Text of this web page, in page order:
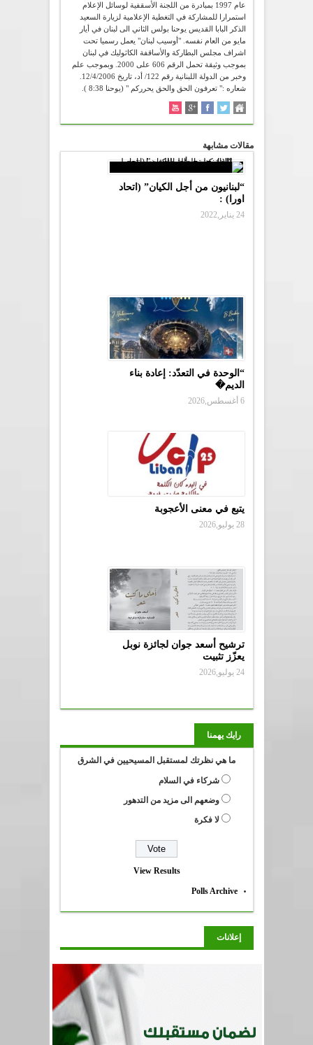
عام 1997 بمبادرة من اللجنة الأسقفية لوسائل الإعلام
استمرارا للمشاركة في التغطية الإعلامية لزيارة السعيد
الذكر البابا القديس يوحنا بولس الثاني الى لبنان في أيار
مايو من العام نفسه. "أوسيب لبنان" يعمل رسميا تحت
اشراف مجلس البطاركة والأساقفة الكاثوليك في لبنان
بموجب وثيقة تحمل الرقم 606 على 2000. وبموجب علم
شعاره :" تعرفون الحق والحق يحرركم " (يوحنا 8:38 ).
مقالات مشابهة
“لبنانيون من أجل الكيان” (اتحاد
اورا) :
24 يناير,2022
“الوحدة في التعدّد: إعادة بناء
الديم�
6 أغسطس,2026
يتبع في معنى الأعجوبة
28 يوليو,2026
ترشيح أسعد جوان لجائزة نوبل
يعزّز تثبيت
24 يوليو,2026
رايك يهمنا
ما هي نظرتك لمستقبل المسيحيين في الشرق
شركاء في السلام
وضعهم الى مزيد من التدهور
لا فكرة
View Results
Polls Archive
إعلانات